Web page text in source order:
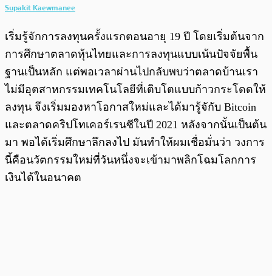
Supakit Kaewmanee
เริ่มรู้จักการลงทุนครั้งแรกตอนอายุ 19 ปี โดยเริ่มต้นจาก
การศึกษาตลาดหุ้นไทยและการลงทุนแบบเน้นปัจจัยพื้น
ฐานเป็นหลัก แต่พอเวลาผ่านไปกลับพบว่าตลาดบ้านเรา
ไม่มีอุตสาหกรรมเทคโนโลยีที่เติบโตแบบก้าวกระโดดให้
ลงทุน จึงเริ่มมองหาโอกาสใหม่และได้มารู้จักับ Bitcoin
และตลาดคริปโทเคอร์เรนซีในปี 2021 หลังจากนั้นเป็นต้น
มา พอได้เริ่มศึกษาลึกลงไป มันทำให้ผมเชื่อมั่นว่า วงการ
นี้คือนวัตกรรมใหม่ที่วันหนึ่งจะเข้ามาพลิกโฉมโลกการ
เงินได้ในอนาคต